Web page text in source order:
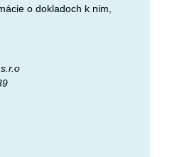
o dokladoch k nim,